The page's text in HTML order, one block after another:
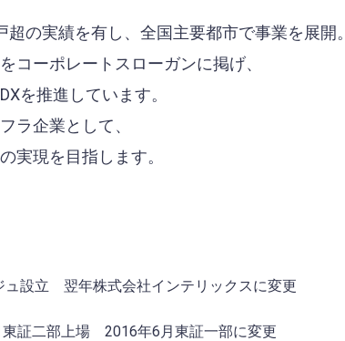
の実績を有し、全国主要都市で事業を展開。
コーポレートスローガンに掲げ、
を推進しています。
ラ企業として、
実現を目指します。
ュ設立 翌年株式会社インテリックスに変更
証二部上場 2016年6月東証一部に変更